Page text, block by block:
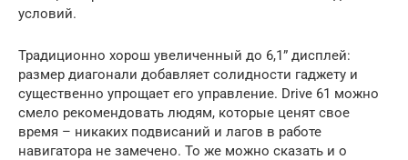
условий.
Традиционно хорош увеличенный до 6,1” дисплей:
размер диагонали добавляет солидности гаджету и
существенно упрощает его управление. Drive 61 можно
смело рекомендовать людям, которые ценят свое
время – никаких подвисаний и лагов в работе
навигатора не замечено. То же можно сказать и о